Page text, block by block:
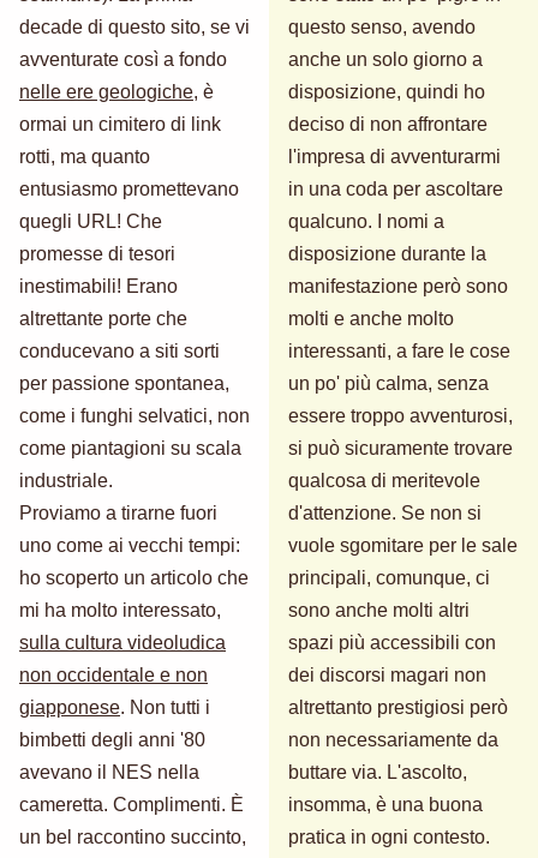
decade di questo sito, se vi
avventurate così a fondo
nelle ere geologiche, è
ormai un cimitero di link
rotti, ma quanto
entusiasmo promettevano
quegli URL! Che
promesse di tesori
inestimabili! Erano
altrettante porte che
conducevano a siti sorti
per passione spontanea,
come i funghi selvatici, non
come piantagioni su scala
industriale.
Proviamo a tirarne fuori
uno come ai vecchi tempi:
ho scoperto un articolo che
mi ha molto interessato,
sulla cultura videoludica
non occidentale e non
giapponese. Non tutti i
bimbetti degli anni '80
avevano il NES nella
cameretta. Complimenti. È
un bel raccontino succinto,
questo senso, avendo
anche un solo giorno a
disposizione, quindi ho
deciso di non affrontare
l'impresa di avventurarmi
in una coda per ascoltare
qualcuno. I nomi a
disposizione durante la
manifestazione però sono
molti e anche molto
interessanti, a fare le cose
un po' più calma, senza
essere troppo avventurosi,
si può sicuramente trovare
qualcosa di meritevole
d'attenzione. Se non si
vuole sgomitare per le sale
principali, comunque, ci
sono anche molti altri
spazi più accessibili con
dei discorsi magari non
altrettanto prestigiosi però
non necessariamente da
buttare via. L'ascolto,
insomma, è una buona
pratica in ogni contesto.